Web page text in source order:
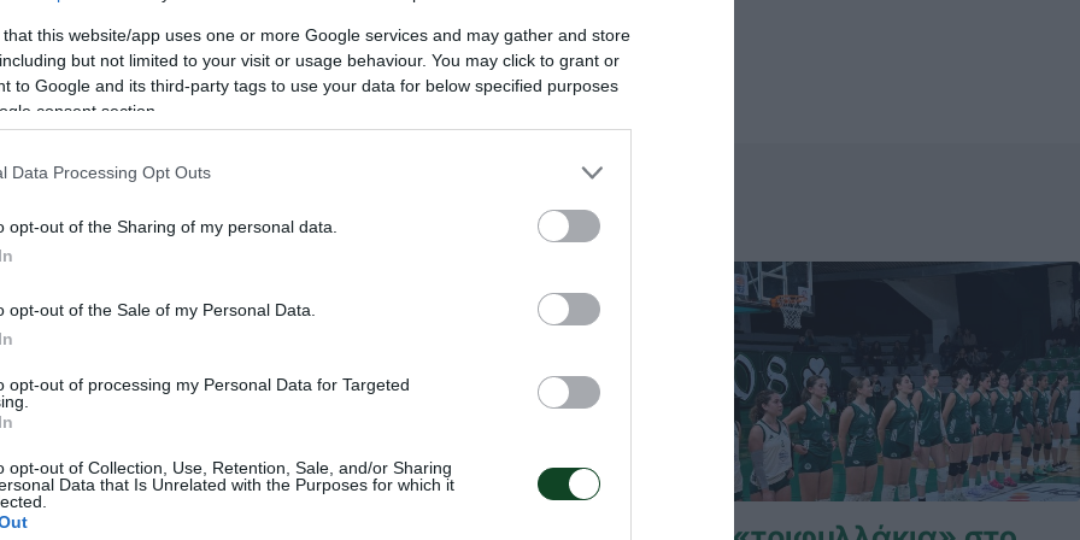
that this website/app uses one or more Google services and may gather and store
but not limited to your visit or usage behaviour. You may click to grant or
to Google and its third-party tags to use your data for below specified purposes
consent section.
Data Processing Opt Outs
opt-out of the Sharing of my personal data.
opt-out of the Sale of my Personal Data.
opt-out of processing my Personal Data for Targeted
opt-out of Collection, Use, Retention, Sale, and/or Sharing
Data that Is Unrelated with the Purposes for which it